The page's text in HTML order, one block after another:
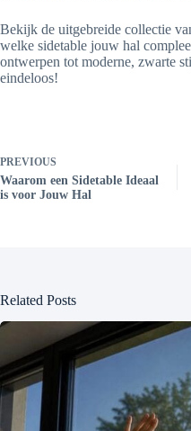
Bekijk de uitgebreide collectie
welke sidetable jouw hal
ontwerpen tot moderne, zwarte
eindeloos!
PREVIOUS
Waarom een Sidetable Ideaal
is voor Jouw Hal
Related Posts